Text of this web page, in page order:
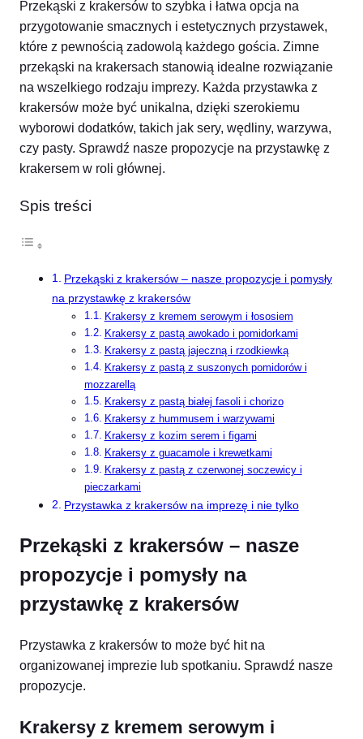
Przekąski z krakersów to szybka i łatwa opcja na
przygotowanie smacznych i estetycznych przystawek,
które z pewnością zadowolą każdego gościa. Zimne
przekąski na krakersach stanowią idealne rozwiązanie
na wszelkiego rodzaju imprezy. Każda przystawka z
krakersów może być unikalna, dzięki szerokiemu
wyborowi dodatków, takich jak sery, wędliny, warzywa,
czy pasty. Sprawdź nasze propozycje na przystawkę z
krakersem w roli głównej.
Spis treści
Przekąski z krakersów – nasze propozycje i pomysły
na przystawkę z krakersów
Krakersy z kremem serowym i łososiem
Krakersy z pastą awokado i pomidorkami
Krakersy z pastą jajeczną i rzodkiewką
Krakersy z pastą z suszonych pomidorów i
mozzarellą
Krakersy z pastą białej fasoli i chorizo
Krakersy z hummusem i warzywami
Krakersy z kozim serem i figami
Krakersy z guacamole i krewetkami
Krakersy z pastą z czerwonej soczewicy i
pieczarkami
Przystawka z krakersów na imprezę i nie tylko
Przekąski z krakersów – nasze
propozycje i pomysły na
przystawkę z krakersów
Przystawka z krakersów to może być hit na
organizowanej imprezie lub spotkaniu. Sprawdź nasze
propozycje.
Krakersy z kremem serowym i